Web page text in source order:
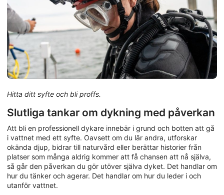
Hitta ditt syfte och bli proffs.
Slutliga tankar om dykning med påverkan
Att bli en professionell dykare innebär i grund och botten att gå
i vattnet med ett syfte. Oavsett om du lär andra, utforskar
okända djup, bidrar till naturvård eller berättar historier från
platser som många aldrig kommer att få chansen att nå själva,
så går den påverkan du gör utöver själva dyket. Det handlar om
hur du tänker och agerar. Det handlar om hur du leder i och
utanför vattnet.